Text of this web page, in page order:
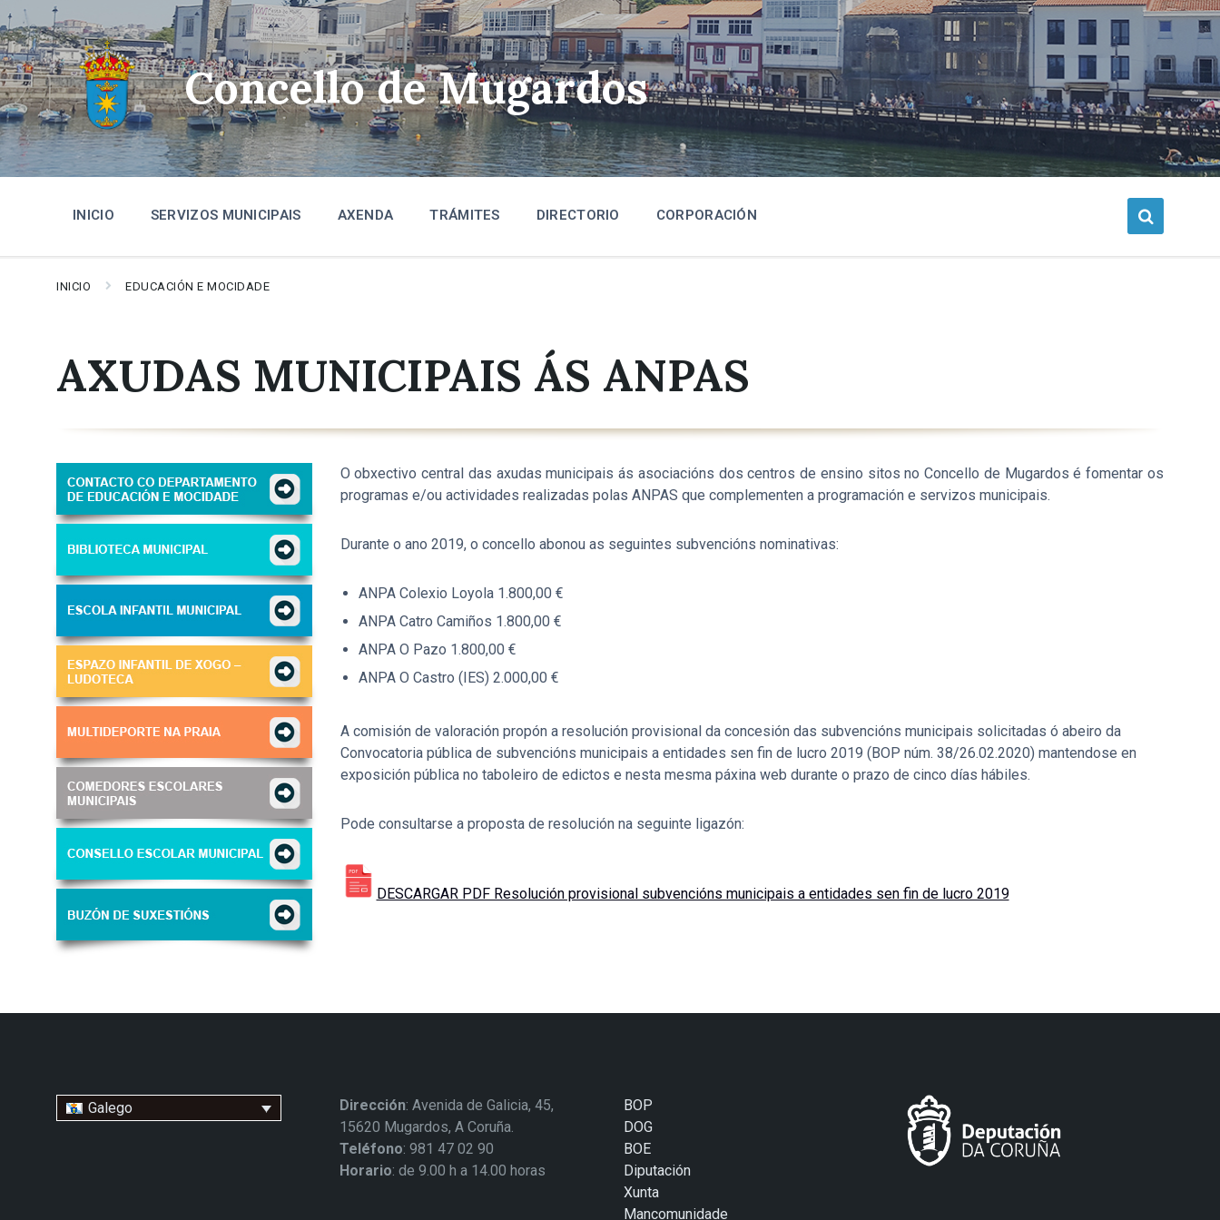
Skip
to
content
Skip
to
main
navigation
Skip
to
footer
Concello de Mugardos
INICIO SERVIZOS MUNICIPAIS AXENDA TRÁMITES DIRECTORIO CORPORACIÓN
INICIO EDUCACIÓN E MOCIDADE
AXUDAS MUNICIPAIS ÁS ANPAS
O obxectivo central das axudas municipais ás asociacións dos centros de ensino sitos no Concello de Mugardos é fomentar os
programas e/ou actividades realizadas polas ANPAS que complementen a programación e servizos municipais.
Durante o ano 2019, o concello abonou as seguintes subvencións nominativas:
ANPA Colexio Loyola 1.800,00 €
ANPA Catro Camiños 1.800,00 €
ANPA O Pazo 1.800,00 €
ANPA O Castro (IES) 2.000,00 €
A comisión de valoración propón a resolución provisional da concesión das subvencións municipais solicitadas ó abeiro da
Convocatoria pública de subvencións municipais a entidades sen fin de lucro 2019 (BOP núm. 38/26.02.2020) mantendose en
exposición pública no taboleiro de edictos e nesta mesma páxina web durante o prazo de cinco días hábiles.
Pode consultarse a proposta de resolución na seguinte ligazón:
DESCARGAR PDF Resolución provisional subvencións municipais a entidades sen fin de lucro 2019
Galego Dirección: Avenida de Galicia, 45,
15620 Mugardos, A Coruña.
Teléfono: 981 47 02 90
Horario: de 9.00 h a 14.00 horas
BOP
DOG
BOE
Diputación
Xunta
Mancomunidade